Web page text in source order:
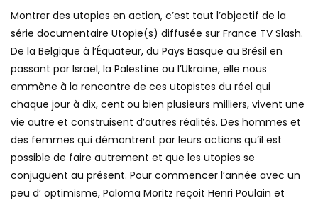
Montrer des utopies en action, c’est tout l’objectif de la
série documentaire Utopie(s) diffusée sur France TV Slash.
De la Belgique à l’Équateur, du Pays Basque au Brésil en
passant par Israël, la Palestine ou l’Ukraine, elle nous
emmène à la rencontre de ces utopistes du réel qui
chaque jour à dix, cent ou bien plusieurs milliers, vivent une
vie autre et construisent d’autres réalités. Des hommes et
des femmes qui démontrent par leurs actions qu’il est
possible de faire autrement et que les utopies se
conjuguent au présent. Pour commencer l’année avec un
peu d’ optimisme, Paloma Moritz reçoit Henri Poulain et